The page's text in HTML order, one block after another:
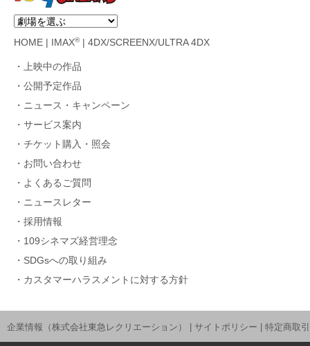
HOME IMAX®| 4DX/SCREENX/ULTRA 4DX
上映中の作品
公開予定作品
ニュース・キャンペーン
サービス案内
チケット購入・照会
お問い合わせ
よくあるご質問
ニュースレター
採用情報
109シネマズ経営理念
SDGsへの取り組み
カスタマーハラスメントに対する方針
企業情報（株式会社東急レクリエーション） サイトポリシー 特定商取